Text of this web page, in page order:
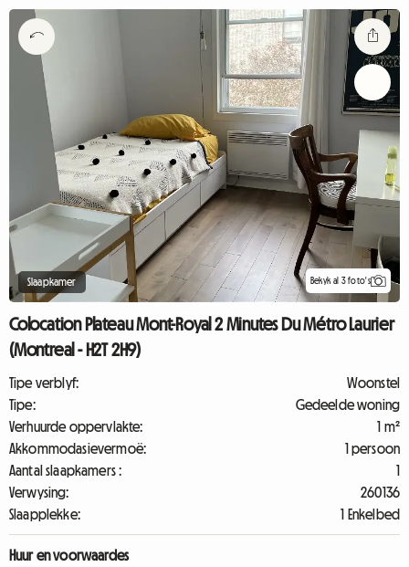
Slaapkamer Bekyk al 3 foto's
Colocation Plateau Mont-Royal 2 Minutes Du Métro Laurier
(Montreal - H2T 2H9)
Tipe verblyf:
Woonstel
Tipe:
Gedeelde woning
Verhuurde oppervlakte:
1 m²
Akkommodasievermoë:
1 persoon
Aantal slaapkamers :
1
Verwysing:
260136
Slaapplekke:
1 Enkelbed
Huur en voorwaardes